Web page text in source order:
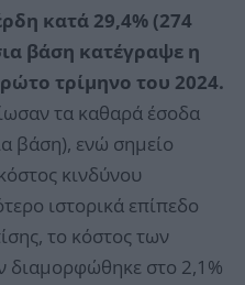
κατά 29,4% (274
βάση κατέγραψε η
τρίμηνο του 2024.
τα καθαρά έσοδα
βάση), ενώ σημείο
κινδύνου
ιστορικά επίπεδο
το κόστος των
διαμορφώθηκε στο 2,1%